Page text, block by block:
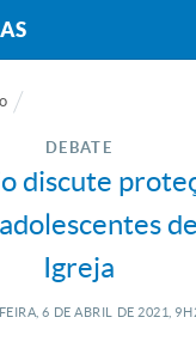
DEBATE
discute
Igreja
6 DE ABRIL DE 2021,